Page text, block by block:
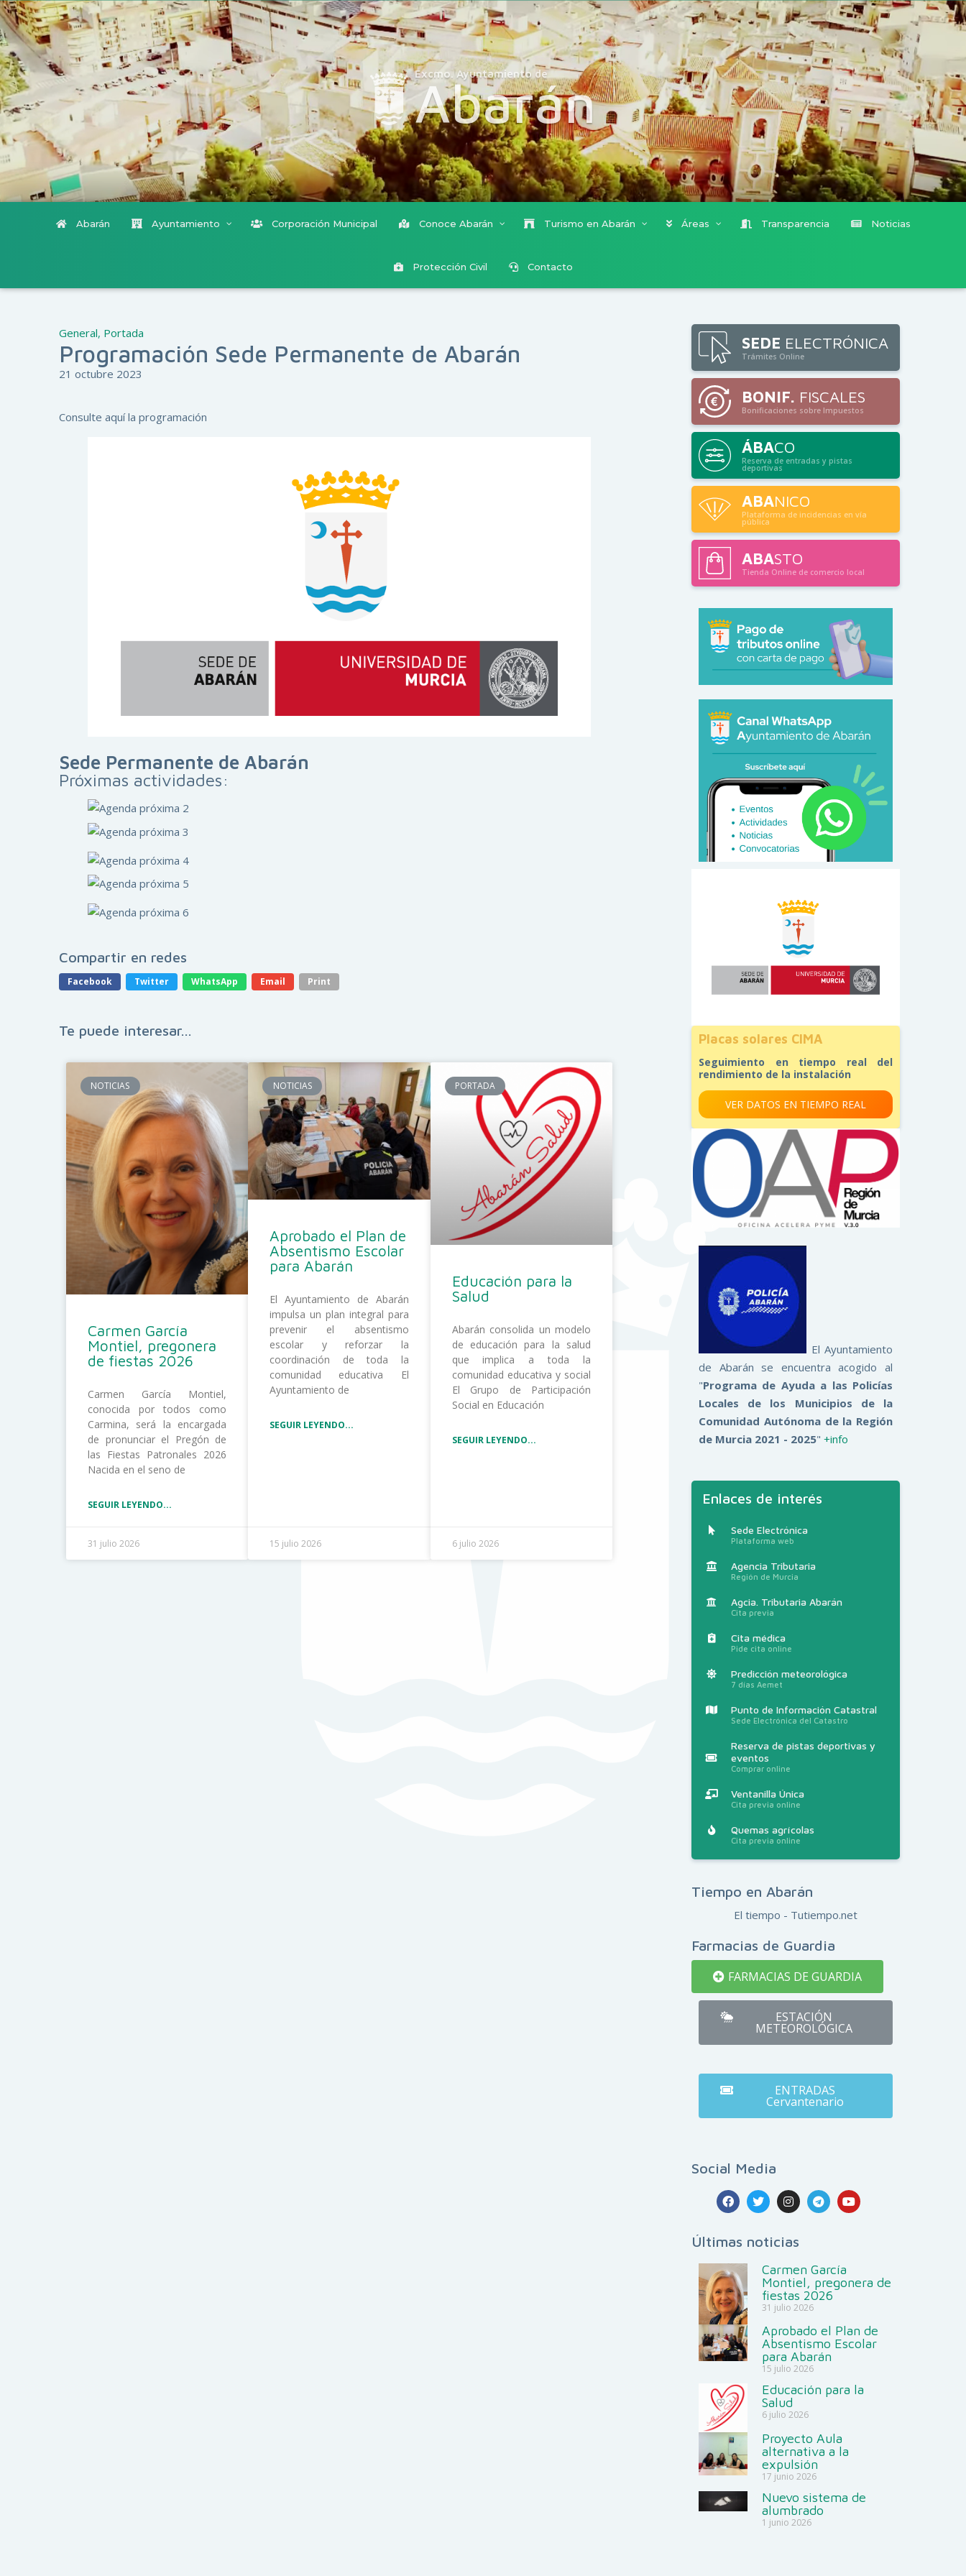
Excmo. Ayuntamiento de
Abarán
Abarán Ayuntamiento Corporación Municipal Conoce Abarán Turismo en Abarán Áreas Transparencia Noticias
Protección Civil Contacto
General, Portada
Programación Sede Permanente de Abarán
21 octubre 2023
Consulte aquí la programación
Sede Permanente de Abarán
Próximas actividades:
Compartir en redes
Facebook Twitter WhatsApp Email Print
Te puede interesar...
NOTICIAS
Carmen García
Montiel, pregonera
de fiestas 2026
Carmen García Montiel,
conocida por todos como
Carmina, será la encargada
de pronunciar el Pregón de
las Fiestas Patronales 2026
Nacida en el seno de
SEGUIR LEYENDO...
31 julio 2026
NOTICIAS
Aprobado el Plan de
Absentismo Escolar
para Abarán
El Ayuntamiento de Abarán
impulsa un plan integral para
prevenir el absentismo
escolar y reforzar la
coordinación de toda la
comunidad educativa El
Ayuntamiento de
SEGUIR LEYENDO...
15 julio 2026
PORTADA
Educación para la
Salud
Abarán consolida un modelo
de educación para la salud
que implica a toda la
comunidad educativa y social
El Grupo de Participación
Social en Educación
SEGUIR LEYENDO...
6 julio 2026
SEDE ELECTRÓNICA
Trámites Online
BONIF. FISCALES
Bonificaciones sobre Impuestos
ÁBACO
Reserva de entradas y pistas
deportivas
ABANICO
Plataforma de incidencias en vía
pública
ABASTO
Tienda Online de comercio local
Placas solares CIMA
Seguimiento en tiempo real del
rendimiento de la instalación
VER DATOS EN TIEMPO REAL
El Ayuntamiento
de Abarán se encuentra acogido al
"Programa de Ayuda a las Policías
Locales de los Municipios de la
Comunidad Autónoma de la Región
de Murcia 2021 - 2025" +info
Enlaces de interés
Sede Electrónica
Plataforma web
Agencia Tributaria
Región de Murcia
Agcia. Tributaria Abarán
Cita previa
Cita médica
Pide cita online
Predicción meteorológica
7 días Aemet
Punto de Información Catastral
Sede Electrónica del Catastro
Reserva de pistas deportivas y
eventos
Comprar online
Ventanilla Única
Cita previa online
Quemas agrícolas
Cita previa online
Tiempo en Abarán
El tiempo - Tutiempo.net
Farmacias de Guardia
FARMACIAS DE GUARDIA
ESTACIÓN
METEOROLÓGICA
ENTRADAS
Cervantenario
Social Media
Últimas noticias
Carmen García
Montiel, pregonera de
fiestas 2026
31 julio 2026
Aprobado el Plan de
Absentismo Escolar
para Abarán
15 julio 2026
Educación para la
Salud
6 julio 2026
Proyecto Aula
alternativa a la
expulsión
17 junio 2026
Nuevo sistema de
alumbrado
1 junio 2026